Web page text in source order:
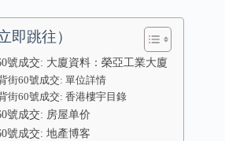
即跳往）
號成交: 大廈資料：榮亞工業大廈
街60號成交: 單位詳情
街60號成交: 香港樓宇目錄
號成交: 房屋单价
號成交: 地產博客